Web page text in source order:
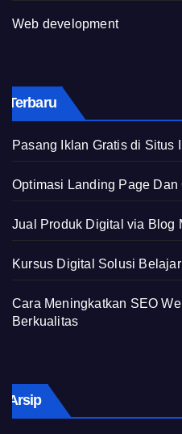
Web development
Terbaru
Pasang Iklan Gratis di Situs
Optimasi Landing Page
Jual Produk Digital via Blog
Kursus Digital Solusi
Cara Meningkatkan SEO
Berkualitas
Arsip